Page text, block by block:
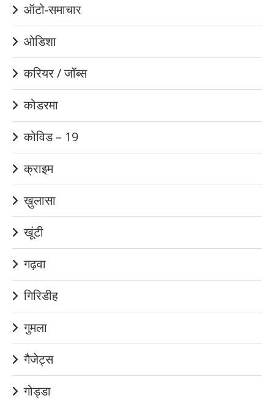
ऑटो-समाचार
ओडिशा
करियर / जॉब्स
कोडरमा
कोविड – 19
क्राइम
ख़ुलासा
खूंटी
गढ़वा
गिरिडीह
गुमला
गैजेट्स
गोड्डा